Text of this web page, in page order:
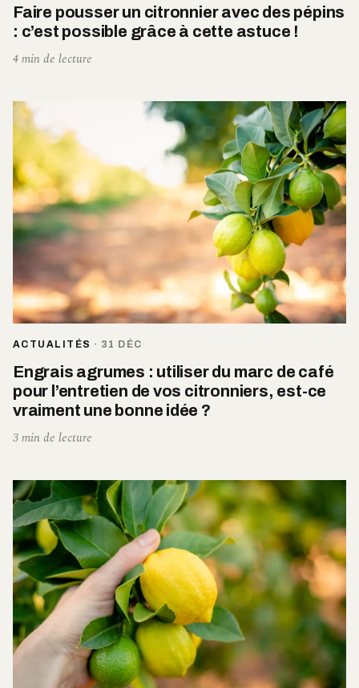
Faire pousser un citronnier avec des pépins
: c’est possible grâce à cette astuce !
4 min de lecture
ACTUALITÉS · 31 DÉC
Engrais agrumes : utiliser du marc de café
pour l’entretien de vos citronniers, est-ce
vraiment une bonne idée ?
3 min de lecture